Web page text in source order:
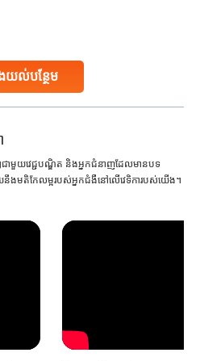
យល់បន្ថែម
like angioplasty and
ាមួយវេជ្ជបណ្ឌិត និងអ្នកជំនាញដែលមានបទ
ងមតិកែលម្អរបស់អ្នកជំងឺនៅលើវេទិការបស់យើង។